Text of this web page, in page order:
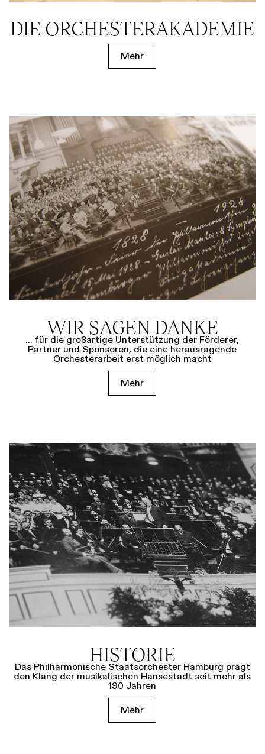
DIE ORCHESTER­AKADEMIE
Mehr
WIR SAGEN DANKE
... für die großartige Unterstützung der Förderer,
Partner und Sponsoren, die eine herausragende
Orchesterarbeit erst möglich macht
Mehr
HISTORIE
Das Philharmonische Staatsorchester Hamburg prägt
den Klang der musikalischen Hansestadt seit mehr als
190 Jahren
Mehr